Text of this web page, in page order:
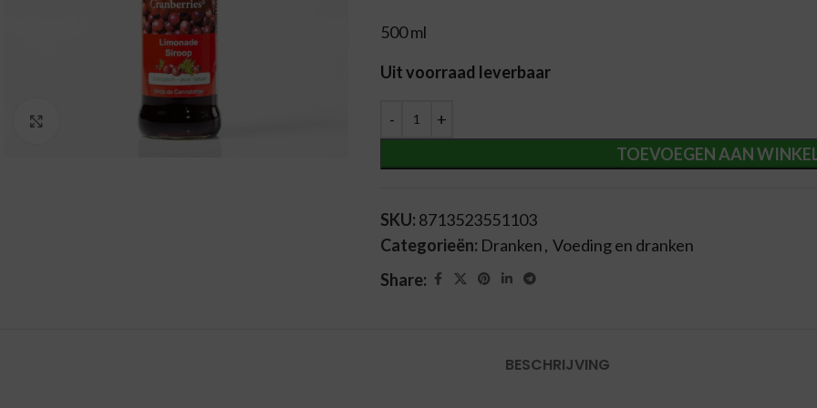
500 ml
Uit voorraad leverbaar
TOEVOEGEN AAN
Alternative:
SKU: 8713523551103
Categorieën: Dranken, Voeding en dranken
Share:
BESCHRIJVING